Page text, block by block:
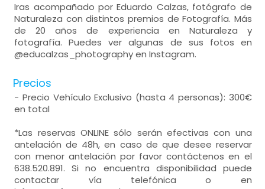
Iras acompañado por Eduardo Calzas, fotógrafo de
Naturaleza con distintos premios de Fotografía. Más
de 20 años de experiencia en Naturaleza y
fotografía. Puedes ver algunas de sus fotos en
@educalzas_photography en Instagram.
Precios
- Precio Vehículo Exclusivo (hasta 4 personas): 300€
en total
*Las reservas ONLINE sólo serán efectivas con una
antelación de 48h, en caso de que desee reservar
con menor antelación por favor contáctenos en el
638.520.891. Si no encuentra disponibilidad puede
contactar vía telefónica o en